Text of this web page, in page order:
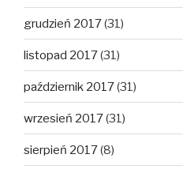
grudzień 2017(31)
listopad 2017(31)
październik 2017(31)
wrzesień 2017(31)
sierpień 2017(8)